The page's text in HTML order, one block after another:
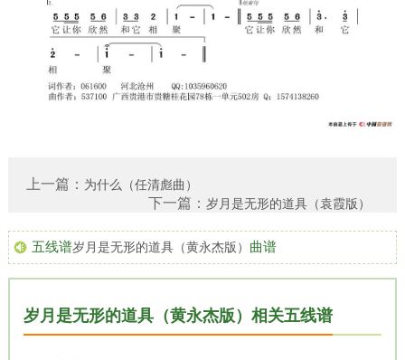
上一篇： 为什么（任清彪曲）
下一篇：岁月是无形的道具（袁霞版）
五线谱岁月是无形的道具（黄永杰版） 曲谱
岁月是无形的道具（黄永杰版）相关五线谱